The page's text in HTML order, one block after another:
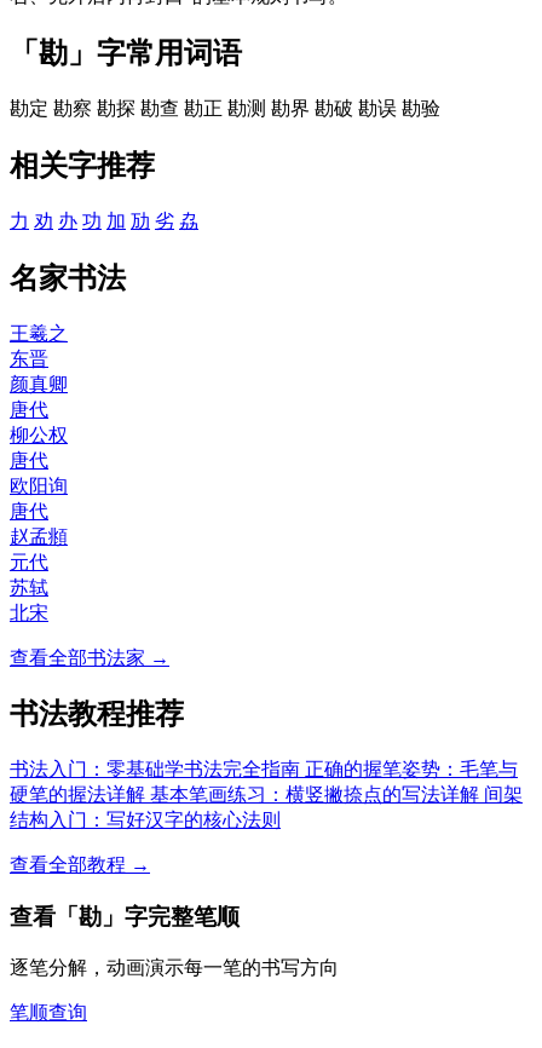
「勘」字常用词语
勘定 勘察 勘探 勘查 勘正 勘测 勘界 勘破 勘误 勘验
相关字推荐
力 劝 办 功 加 劢 劣 劦
名家书法
王羲之
东晋
颜真卿
唐代
柳公权
唐代
欧阳询
唐代
赵孟頫
元代
苏轼
北宋
查看全部书法家 →
书法教程推荐
书法入门：零基础学书法完全指南 正确的握笔姿势：毛笔与
硬笔的握法详解 基本笔画练习：横竖撇捺点的写法详解 间架
结构入门：写好汉字的核心法则
查看全部教程 →
查看「勘」字完整笔顺
逐笔分解，动画演示每一笔的书写方向
笔顺查询